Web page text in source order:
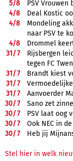
5/8
PSV
4/8
Deal Kostic
4/8
Mondeling
naar PSV te
4/8
Drommel
31/7
Rijsbergen
tegen FC
31/7
Brandt kiest
31/7
31/7
Aanvoerder
30/7
Sano zet
30/7
PSV laat oog
30/7
Ook NEC in
30/7 Heb jij
Stel hier in welk